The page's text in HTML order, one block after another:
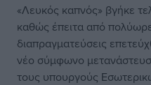
«Λευκός καπνός» βγήκε
καθώς έπειτα από
διαπραγματεύσεις
νέο σύμφωνο
τους υπουργούς